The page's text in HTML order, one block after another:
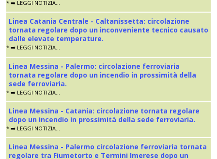
* ➡️ LEGGI NOTIZIA...
Linea Catania Centrale - Caltanissetta: circolazione
tornata regolare dopo un inconveniente tecnico causato
dalle elevate temperature.
* ➡️ LEGGI NOTIZIA...
Linea Messina - Palermo: circolazione ferroviaria
tornata regolare dopo un incendio in prossimità della
sede ferroviaria.
* ➡️ LEGGI NOTIZIA...
Linea Messina - Catania: circolazione tornata regolare
dopo un incendio in prossimità della sede ferroviaria.
* ➡️ LEGGI NOTIZIA...
Linea Messina - Palermo circolazione ferroviaria tornata
regolare tra Fiumetorto e Termini Imerese dopo un